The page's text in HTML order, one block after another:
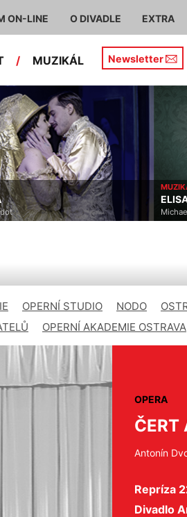
ON-LINE O DIVADLE EXTRA
/ MUZIKÁL Newsletter
OPERNÍ STUDIO NODO
OPERNÍ AKADEMIE OSTRAVA
OPERA
ČERT
Antonín
Repríza
Divadlo